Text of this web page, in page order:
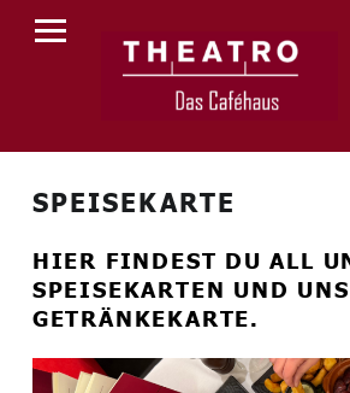
SPEISEKARTE
HIER FINDEST DU ALL
SPEISEKARTEN UND
GETRÄNKEKARTE.